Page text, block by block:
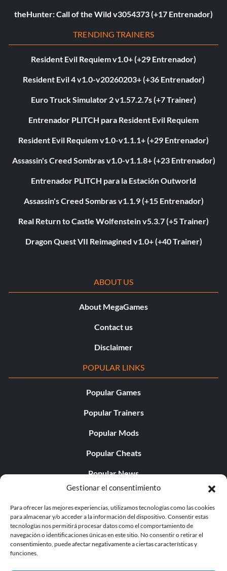
Gestionar el consentimiento
Para ofrecer las mejores experiencias, utilizamos tecnologías como las cookies
para almacenar y/o acceder a la información del dispositivo. Consentir estas
tecnologías nos permitirá procesar datos como el comportamiento de
navegación o identificaciones únicas en este sitio. No consentir o retirar el
consentimiento, puede afectar negativamente a ciertas características y
funciones.
theHunter: Call of the Wild v3054373 (+17 Entrenador)
TRENDING TRAINERS
Resident Evil Requiem v1.0+ (+29 Entrenador)
Resident Evil 4 v1.0-v20260203+ (+36 Entrenador)
Euro Truck Simulator 2 v1.57.2.7s (+7 Trainer)
Entrenador PLITCH para Resident Evil Requiem
Resident Evil Requiem v1.0-v1.1.1+ (+29 Entrenador)
Assassin's Creed Sombras v1.0-v1.1.8+ (+23 Entrenador)
Entrenador PLITCH para la Estación Outworld
Assassin's Creed Sombras v1.1.9 (+15 Entrenador)
Real Return to Castle Wolfenstein v5.3.7 (+5 Trainer)
Dragon Quest VII Reimagined v1.0+ (+40 Trainer)
ABOUT US
About MegaGames
Contact us
Disclaimer
POPULAR LINKS
Popular Games
Popular Trainers
Popular Mods
Popular Cheats
Popular News
Popular Editorials
Popular Free Games
LATEST UPDATES